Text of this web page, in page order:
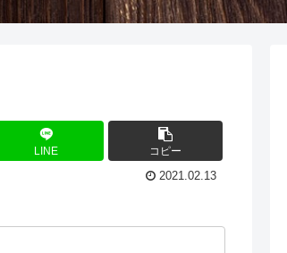
LINE コピー
2021.02.13